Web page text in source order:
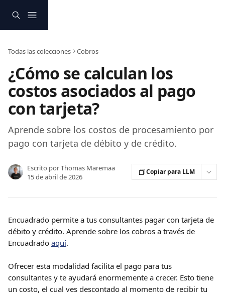
Todas las colecciones Cobros
¿Cómo se calculan los
costos asociados al pago
con tarjeta?
Aprende sobre los costos de procesamiento por
pago con tarjeta de débito y de crédito.
Escrito porThomas Maremaa
15 de abril de 2026
Copiar para LLM
Encuadrado permite a tus consultantes pagar con tarjeta de
débito y crédito. Aprende sobre los cobros a través de
Encuadrado aquí.
Ofrecer esta modalidad facilita el pago para tus
consultantes y te ayudará enormemente a crecer. Esto tiene
un costo, el cual ves descontado al momento de recibir tu